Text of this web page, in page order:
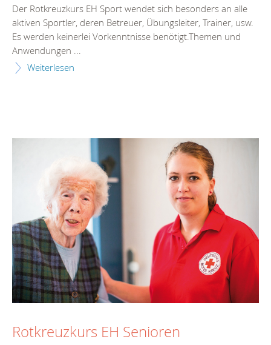
Der Rotkreuzkurs EH Sport wendet sich besonders an alle
aktiven Sportler, deren Betreuer, Übungsleiter, Trainer, usw.
Es werden keinerlei Vorkenntnisse benötigt.Themen und
Anwendungen ...
Weiterlesen
Rotkreuzkurs EH Senioren